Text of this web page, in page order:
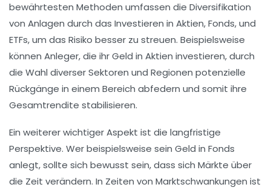
bewährtesten Methoden umfassen die Diversifikation
von Anlagen durch das Investieren in Aktien,Fonds, und
ETFs, um das Risiko besser zu streuen. Beispielsweise
können Anleger, die ihr Geld in Aktien investieren, durch
die Wahl diverser Sektoren und Regionen potenzielle
Rückgänge in einem Bereich abfedern und somit ihre
Gesamtrendite stabilisieren.
Ein weiterer wichtiger Aspekt ist die langfristige
Perspektive. Wer beispielsweise sein Geld in Fonds
anlegt, sollte sich bewusst sein, dass sich Märkte über
die Zeit verändern. In Zeiten von Marktschwankungen ist